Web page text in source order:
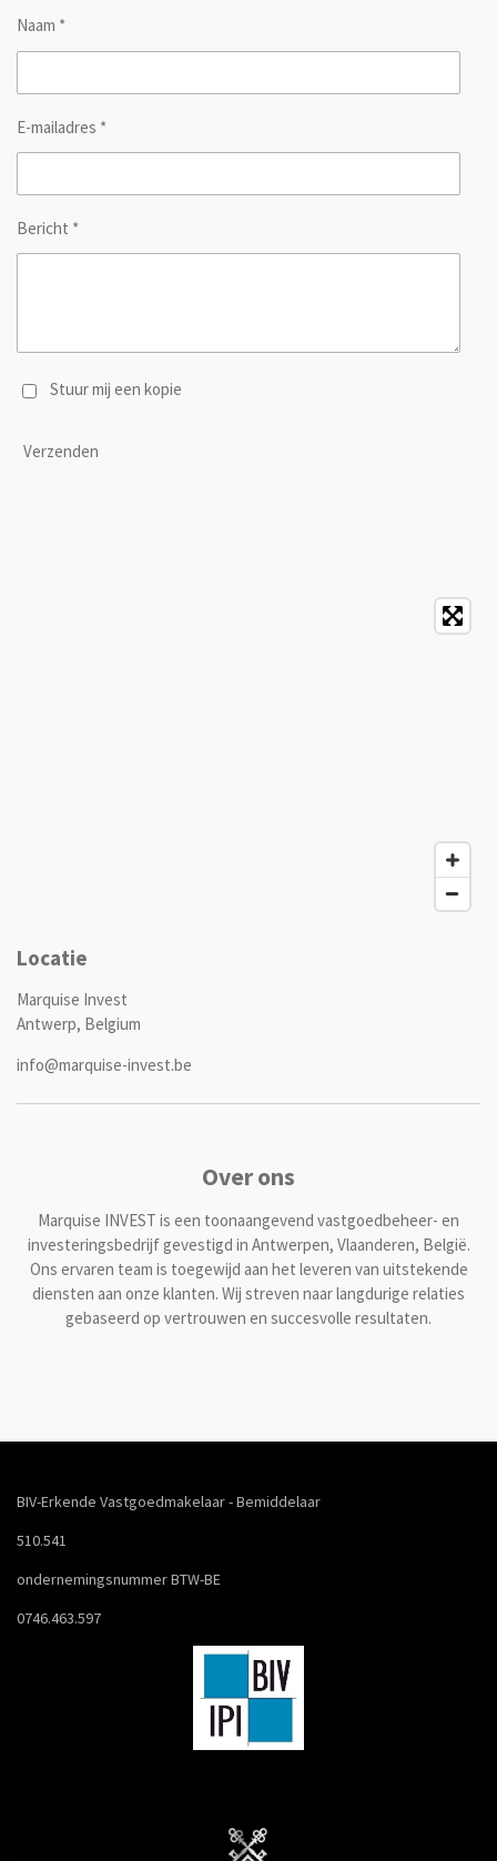
Naam *
E-mailadres *
Bericht *
Stuur mij een kopie
Verzenden
Locatie
Marquise Invest
Antwerp, Belgium
info@marquise-invest.be
Over ons
Marquise INVEST is een toonaangevend vastgoedbeheer- en
investeringsbedrijf gevestigd in Antwerpen, Vlaanderen, België.
Ons ervaren team is toegewijd aan het leveren van uitstekende
diensten aan onze klanten. Wij streven naar langdurige relaties
gebaseerd op vertrouwen en succesvolle resultaten.
BIV-Erkende Vastgoedmakelaar - Bemiddelaar
510.541
ondernemingsnummer BTW-BE
0746.463.597